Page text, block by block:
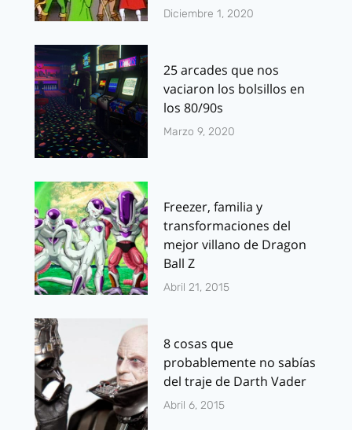
Diciembre 1, 2020
25 arcades que nos
vaciaron los bolsillos en
los 80/90s
Marzo 9, 2020
Freezer, familia y
transformaciones del
mejor villano de Dragon
Ball Z
Abril 21, 2015
8 cosas que
probablemente no sabías
del traje de Darth Vader
Abril 6, 2015